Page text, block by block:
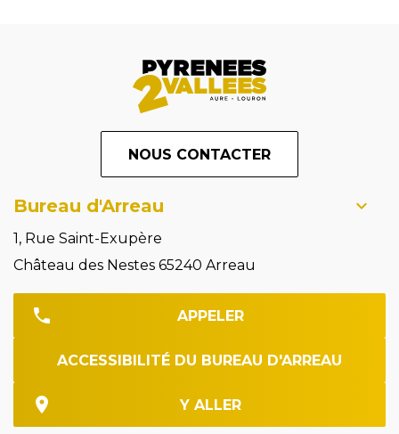
NOUS CONTACTER
Bureau d'Arreau
1, Rue Saint-Exupère
Château des Nestes 65240 Arreau
APPELER
ACCESSIBILITÉ DU BUREAU D'ARREAU
Y ALLER